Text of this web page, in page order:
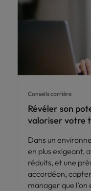
Conseils carrière
Révéler son
valoriser votre
Dans un
en plus exigeant,
réduits, et une
accordéon,
manager que